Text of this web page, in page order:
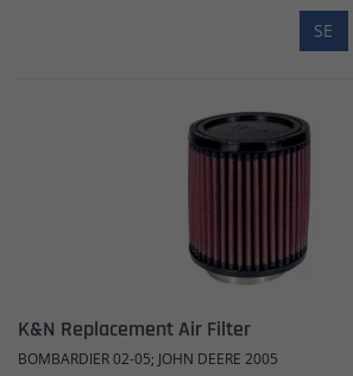
SE
K&N Replacement Air Filter
BOMBARDIER 02-05; JOHN DEERE 2005